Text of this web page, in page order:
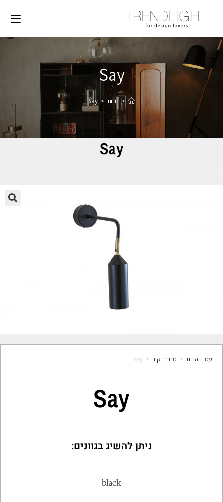
Say
> חנות >
Say
Say
עמוד הבית > מנורת קיר >
Say
Say
ניתן להשיג בגוונים:
black